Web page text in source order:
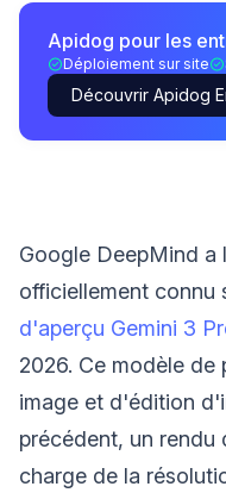
Apidog pour les
Déploiement sur site
Découvrir Apidog
Google DeepMind a
officiellement connu
d'aperçu Gemini 3
2026. Ce modèle
image et d'édition
précédent, un rendu
charge de la